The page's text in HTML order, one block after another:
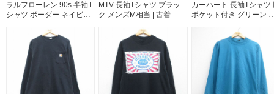
ラルフローレン 90s 半袖T
シャツ ボーダー ネイビー
MTV 長袖Tシャツ ブラッ
ク メンズM相当 | 古着
カーハート 長袖Tシャツ
ポケット付き グリーン